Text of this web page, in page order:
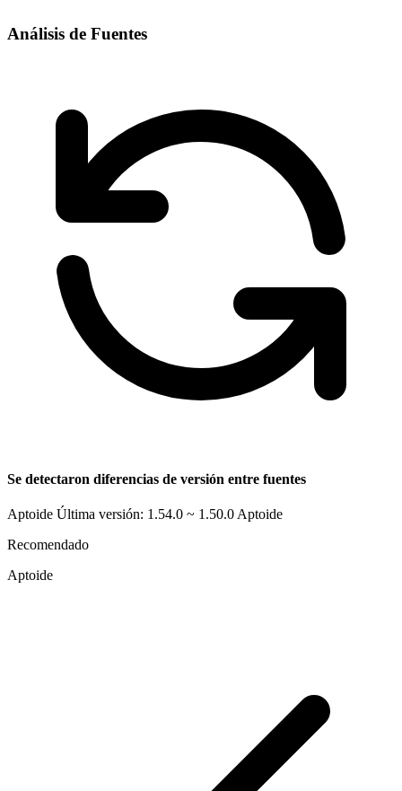
Análisis de Fuentes
Se detectaron diferencias de versión entre fuentes
Aptoide Última versión: 1.54.0 ~ 1.50.0 Aptoide
Recomendado
Aptoide